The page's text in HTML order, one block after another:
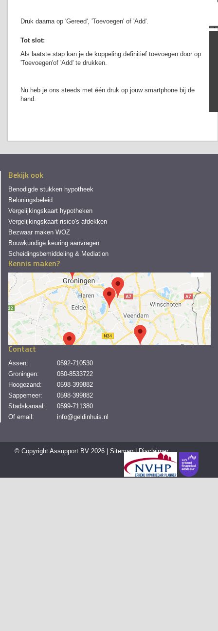
Druk daarna op 'Gereed', 'Toevoegen' of 'Add'.
Tot slot:
Als laatste stap kan je de koppeling definitief toevoegen door op
'Toevoegen'of 'Add' te drukken.
Nu heb je ons steeds met één druk op jouw smartphone bij de
hand.
Bekijk ook
Benodigde stukken hypotheek
Beloningsbeleid
Vergelijkingskaart hypotheken
Vergelijkingskaart risico's afdekken
Bezwaar maken WOZ
Bouwkundige keuring aanvragen
Scheidingsbemiddeling & Mediation
Kennis maken?
Contact
Assen:
0592-710530
Groningen:
050-8533722
Hoogezand:
0598-399882
Sappemeer:
0598-399882
Stadskanaal:
0599-711380
Of email:
info@geldinhuis.nl
© Copyright Assupport BV 2026 | Sitemap|Disclaimer